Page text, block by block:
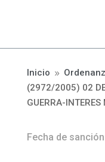
Inicio 9
(2972/2005) 02 DE
GUERRA-
Fecha de